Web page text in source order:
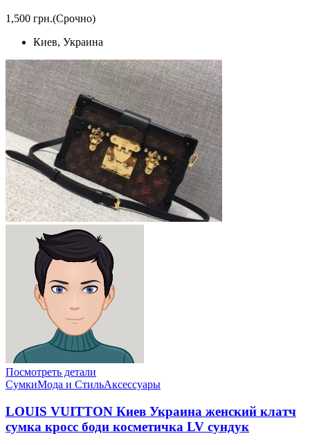
1,500 грн.(Срочно)
Киев, Украина
Посмотреть детали
СумкиМода и СтильАксессуары
LOUIS VUITTON Киев Украина женский клатч
сумка кросс боди косметичка LV сундук